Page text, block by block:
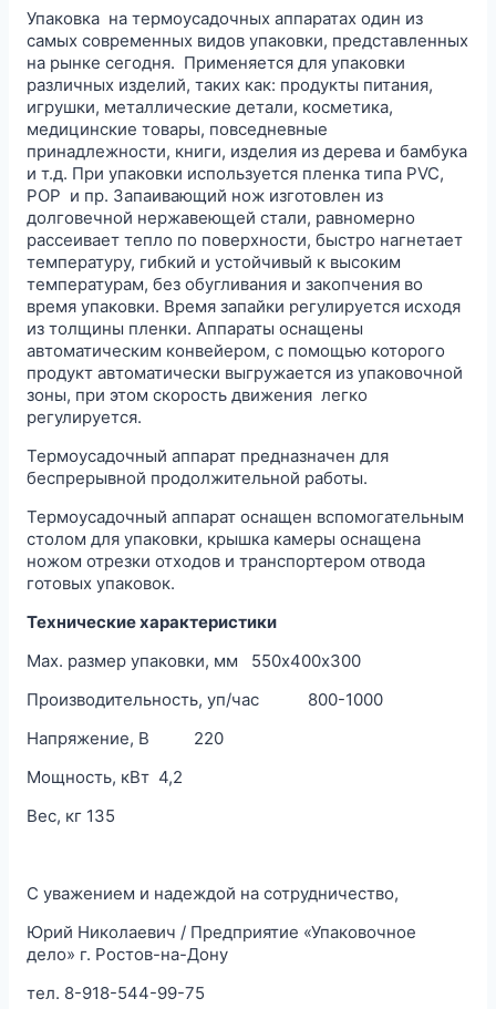
Упаковка на термоусадочных аппаратах один из
самых современных видов упаковки, представленных
на рынке сегодня. Применяется для упаковки
различных изделий, таких как: продукты питания,
игрушки, металлические детали, косметика,
медицинские товары, повседневные
принадлежности, книги, изделия из дерева и бамбука
и т.д. При упаковки используется пленка типа PVC,
POP и пр. Запаивающий нож изготовлен из
долговечной нержавеющей стали, равномерно
рассеивает тепло по поверхности, быстро нагнетает
температуру, гибкий и устойчивый к высоким
температурам, без обугливания и закопчения во
время упаковки. Время запайки регулируется исходя
из толщины пленки. Аппараты оснащены
автоматическим конвейером, с помощью которого
продукт автоматически выгружается из упаковочной
зоны, при этом скорость движения легко
регулируется.
Термоусадочный аппарат предназначен для
беспрерывной продолжительной работы.
Термоусадочный аппарат оснащен вспомогательным
столом для упаковки, крышка камеры оснащена
ножом отрезки отходов и транспортером отвода
готовых упаковок.
Технические характеристики
Max. размер упаковки, мм 550х400х300
Производительность, уп/час 800-1000
Напряжение, В 220
Мощность, кВт 4,2
Вес, кг 135
С уважением и надеждой на сотрудничество,
Юрий Николаевич / Предприятие «Упаковочное
дело» г. Ростов-на-Дону
тел. 8-918-544-99-75